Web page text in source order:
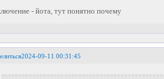
- йота, тут понятно почему
2024-09-11 00:31:45